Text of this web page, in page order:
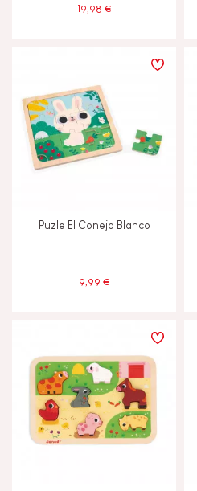
19,98 €
Puzle El Conejo Blanco
9,99 €